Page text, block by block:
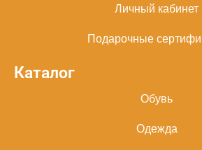
Личный кабинет
Подарочные
Каталог
Обувь
Одежда